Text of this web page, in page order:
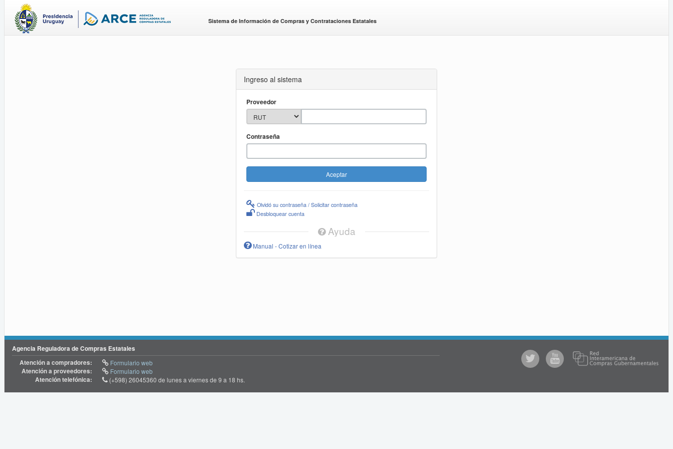
Sistema de Información de Compras y Contrataciones Estatales
Ingreso al sistema
Proveedor
Contraseña
Olvidó su contraseña / Solicitar contraseña
Desbloquear cuenta
Ayuda
Manual - Cotizar en línea
Agencia Reguladora de Compras Estatales
Atención a compradores:
Formulario web
Atención a proveedores: Formulario web
Atención telefónica: (+598) 26045360 de lunes a viernes de 9 a 18 hs.
@comprasgubuy
ACCE
Youtube